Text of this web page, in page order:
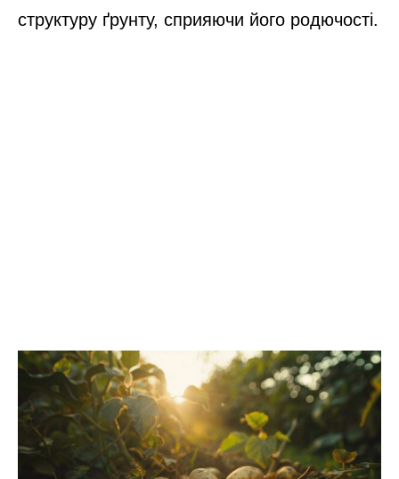
структуру ґрунту, сприяючи його родючості.